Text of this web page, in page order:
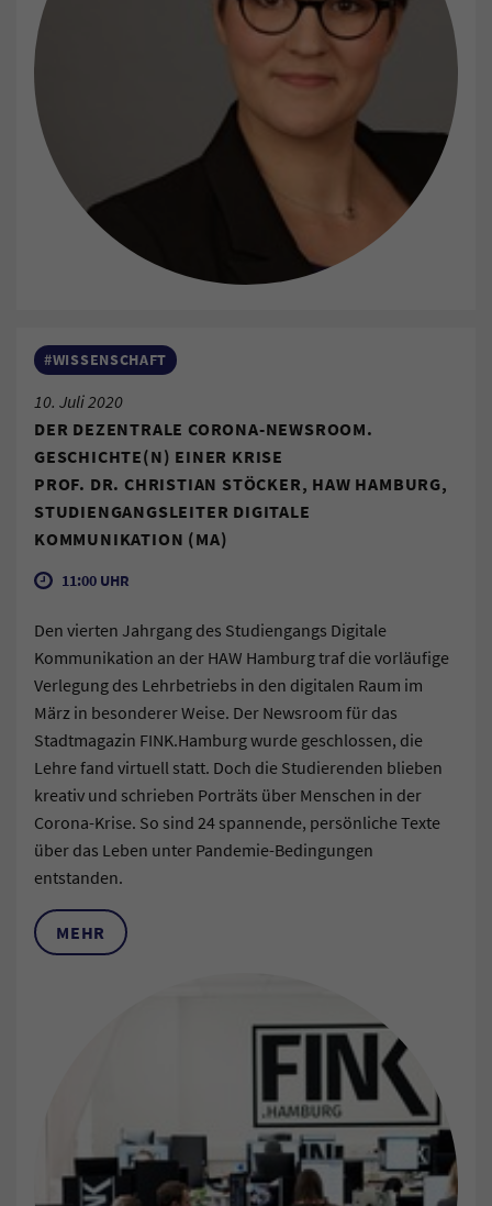
#WISSENSCHAFT
10. Juli 2020
DER DEZENTRALE CORONA-NEWSROOM.
GESCHICHTE(N) EINER KRISE
PROF. DR. CHRISTIAN STÖCKER, HAW HAMBURG,
STUDIENGANGSLEITER DIGITALE
KOMMUNIKATION (MA)
11:00 UHR
Den vierten Jahrgang des Studiengangs Digitale
Kommunikation an der HAW Hamburg traf die vorläufige
Verlegung des Lehrbetriebs in den digitalen Raum im
März in besonderer Weise. Der Newsroom für das
Stadtmagazin FINK.Hamburg wurde geschlossen, die
Lehre fand virtuell statt. Doch die Studierenden blieben
kreativ und schrieben Porträts über Menschen in der
Corona-Krise. So sind 24 spannende, persönliche Texte
über das Leben unter Pandemie-Bedingungen
entstanden.
MEHR